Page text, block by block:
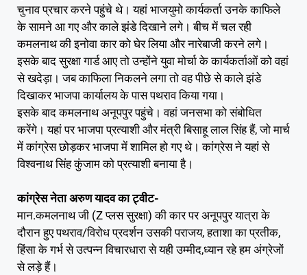
चुनाव प्रचार करने पहुंचे थे। यहां भाजयुमो कार्यकर्ता उनके काफिले
के सामने आ गए और काले झंडे दिखाने लगे। बीच में चल रही
कमलनाथ की इनोवा कार को घेर लिया और नारेबाजी करने लगे।
इसके बाद सुरक्षा गार्ड आए तो उन्होंने युवा मोर्चा के कार्यकर्ताओं को वहां
से खदेड़ा। जब काफिला निकलने लगा तो वह पीछे से काले झंडे
दिखाकर भाजपा कार्यालय के पास पथराव किया गया।
इसके बाद कमलनाथ अनूपपुर पहुंचे। वहां जनसभा को संबोधित
करेंगे। यहां पर भाजपा प्रत्याशी और मंत्री बिसाहू लाल सिंह हैं, जो मार्च
में कांग्रेस छोड़कर भाजपा में शामिल हो गए थे। कांग्रेस ने यहां से
विश्वनाथ सिंह कुंजाम को प्रत्याशी बनाया है।
कांग्रेस नेता अरुण यादव का ट्वीट-
मान.कमलनाथ जी (Z प्लस सुरक्षा) की कार पर अनूपपुर यात्रा के
दौरान हुए पथराव/विरोध प्रदर्शन उसकी पराजय, हताशा का प्रतीक,
हिंसा के गर्भ से उत्पन्न विचारधारा से यही उम्मीद,ध्यान रहे हम अंग्रेजों
से लड़े हैं।